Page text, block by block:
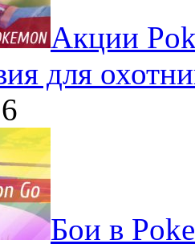
Акции
для
Бои в